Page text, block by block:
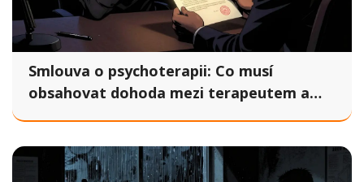
Smlouva o psychoterapii: Co musí
obsahovat dohoda mezi terapeutem a